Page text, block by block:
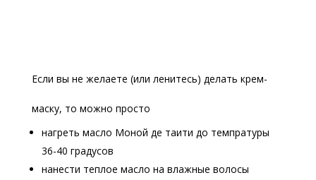
Если вы не желаете (или ленитесь) делать крем-
маску, то можно просто
нагреть масло Моной де таити до темпратуры
36-40 градусов
нанести теплое масло на влажные волосы